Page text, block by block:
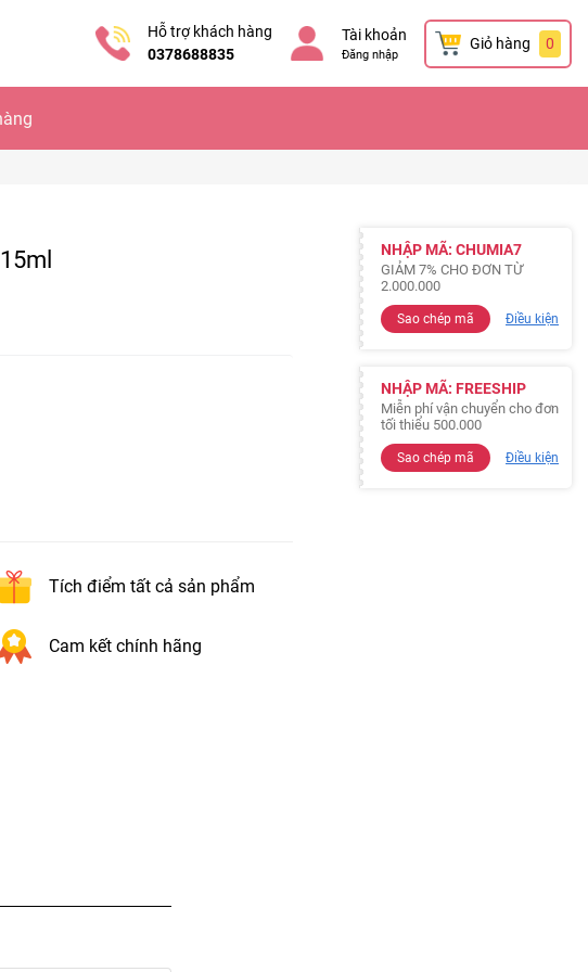
Hỗ trợ khách hàng
0378688835
Tài khoản
Đăng nhập
Giỏ hàng 0
Tích điểm tất cả sản phẩm
Cam kết chính hãng
NHẬP MÃ: CHUMIA7
GIẢM 7% CHO ĐƠN TỪ
2.000.000
Sao chép mã Điều kiện
NHẬP MÃ: FREESHIP
Miễn phí vận chuyển cho đơn
tối thiểu 500.000
Sao chép mã Điều kiện